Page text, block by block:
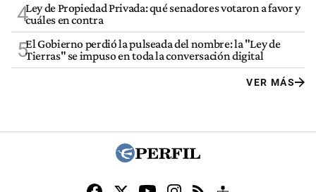
4Ley de Propiedad Privada: qué senadores votaron a favor y
cuáles en contra
5El Gobierno perdió la pulseada del nombre: la "Ley de
Tierras" se impuso en toda la conversación digital
VER MÁS